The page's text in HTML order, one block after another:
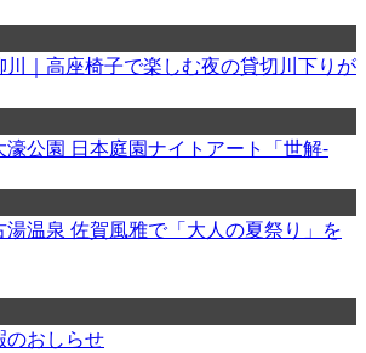
川｜高座椅子で楽しむ夜の貸切川下りが
濠公園 日本庭園ナイトアート「世解-
湯温泉 佐賀風雅で「大人の夏祭り」を
のおしらせ